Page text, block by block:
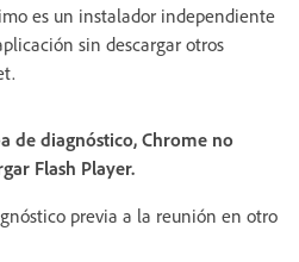
es un instalador independiente
sin descargar otros
de diagnóstico, Chrome no
Flash Player.
previa a la reunión en otro